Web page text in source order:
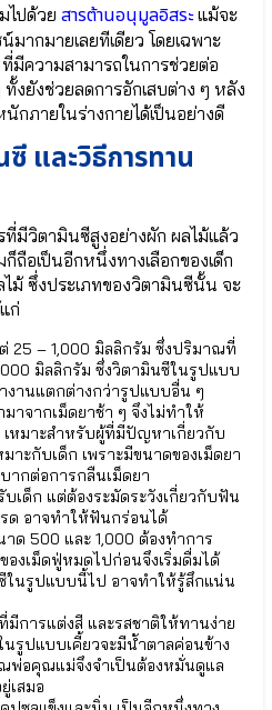
ไปด้วย สารต้านอนุมูลอิสระแม้จะ
มากมายเลยทีเดียว โดยเฉพาะ
ที่มีความสามารถในการช่วยต่อ
ทั้งยังช่วยลดการอักเสบต่าง ๆ หลัง
นักภายในร่างกายได้เป็นอย่างดี
และวิธีการทาน
มีวิตามินซีสูงอย่างผัก ผลไม้แล้ว
ถือเป็นอีกหนึ่งทางเลือกของเด็ก
ม้ ซึ่งประเภทของวิตามินซีนั้น จะ
ก่
25 – 1,000 มิลลิกรัม ซึ่งปริมาณที่
มิลลิกรัม ซึ่งวิตามินซีในรูปแบบ
งานแตกต่างกว่ารูปแบบอื่น ๆ
าจากเม็ดยาช้า ๆ จึงไม่ทำให้
เหมาะสำหรับผู้ที่มีปัญหาเกี่ยวกับ
าะกับเด็ก เพราะมีขนาดของเม็ดยา
ากต่อการกลืนเม็ดยา
บเด็ก แต่ต้องระมัดระวังเกี่ยวกับฟัน
ด อาจทำให้ฟันกร่อนได้
าด 500 และ 1,000 ต้องทำการ
องเม็ดฟู่หมดไปก่อนจึงเริ่มดื่มได้
ในรูปแบบนี้ไป อาจทำให้รู้สึกแน่น
มีการแต่งสี และรสชาติให้ทานง่าย
นรูปแบบเคี้ยวจะมีน้ำตาลค่อนข้าง
พ่อคุณแม่จึงจำเป็นต้องหมั่นดูแล
เสมอ